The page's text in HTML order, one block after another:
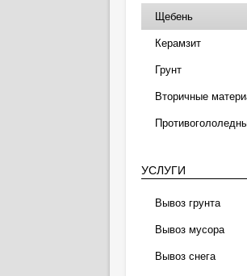
Щебень
Керамзит
Грунт
Вторичные
УСЛУГИ
Вывоз грунта
Вывоз мусора
Вывоз снега